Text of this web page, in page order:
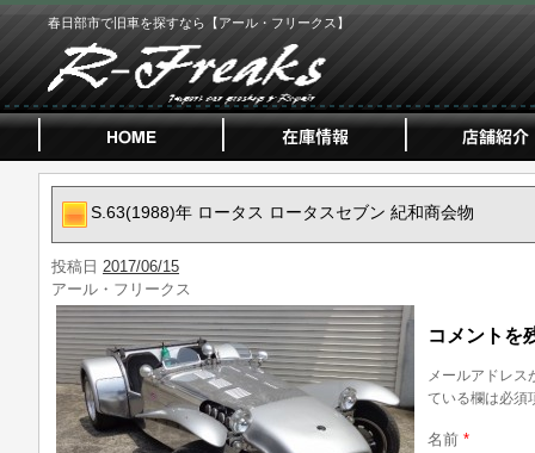
春日部市で旧車を探すなら【アール・フリークス】
S.63(1988)年 ロータス ロータスセブン 紀和商会物
投稿日 2017/06/15
アール・フリークス
コメントを
メールアドレス
ている欄は必須
名前 *